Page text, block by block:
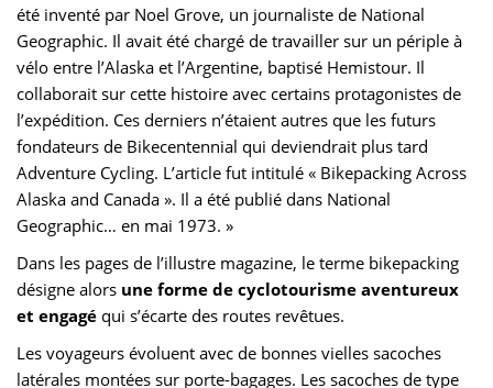
été inventé par Noel Grove, un journaliste de National
Geographic. Il avait été chargé de travailler sur un périple à
vélo entre l’Alaska et l’Argentine, baptisé Hemistour. Il
collaborait sur cette histoire avec certains protagonistes de
l’expédition. Ces derniers n’étaient autres que les futurs
fondateurs de Bikecentennial qui deviendrait plus tard
Adventure Cycling. L’article fut intitulé « Bikepacking Across
Alaska and Canada ». Il a été publié dans National
Geographic… en mai 1973. »
Dans les pages de l’illustre magazine, le terme bikepacking
désigne alors une forme de cyclotourisme aventureux
et engagé qui s’écarte des routes revêtues.
Les voyageurs évoluent avec de bonnes vielles sacoches
latérales montées sur porte-bagages. Les sacoches de type